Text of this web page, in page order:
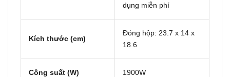
dụng miễn phí
Kích thước (cm)
Đóng hộp: 23.7 x 14 x
18.6
Công suất (W) 1900W